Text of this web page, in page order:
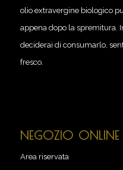
olio extravergine biologico
appena dopo la spremitura.
deciderai di consumarlo,
fresco.
NEGOZIO ONLINE
Area riservata